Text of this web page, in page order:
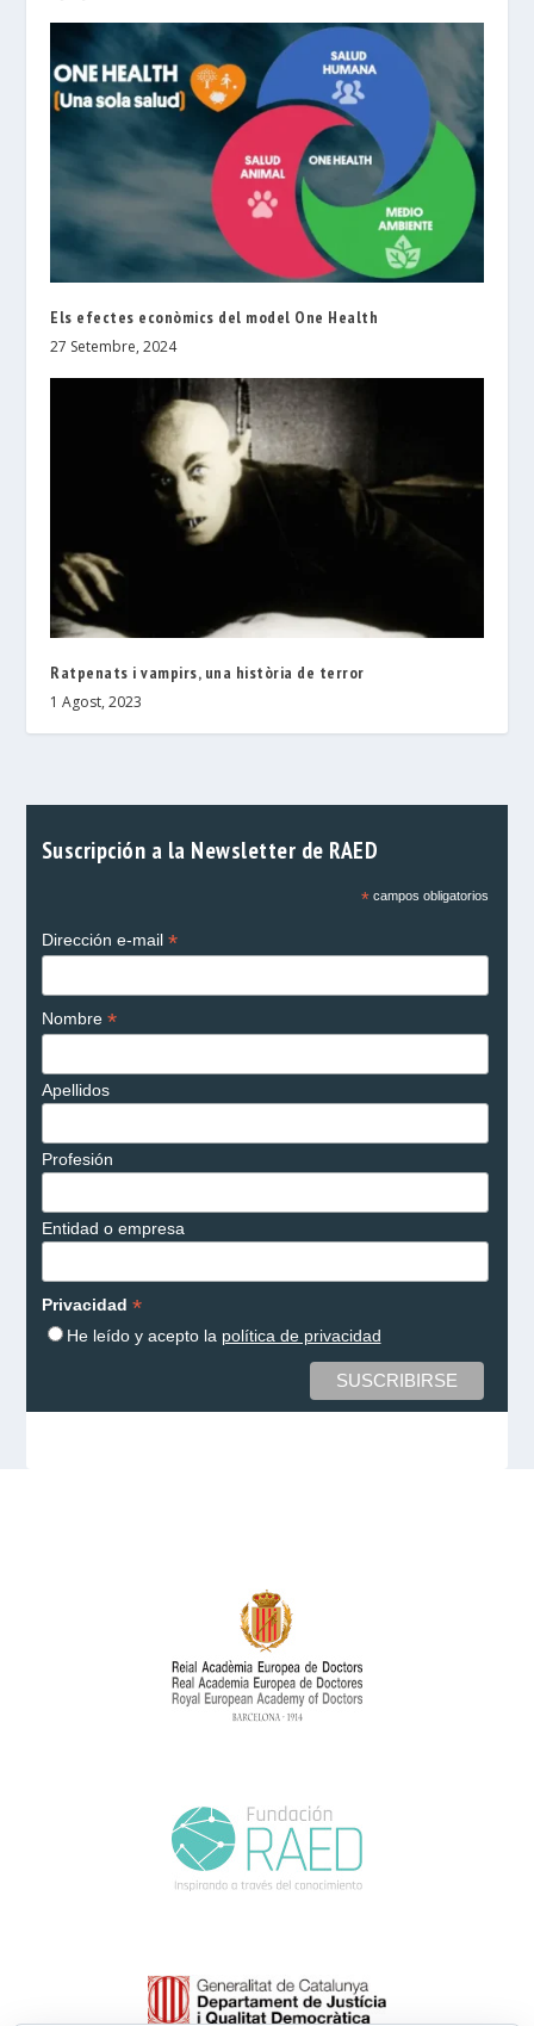
Els efectes econòmics del model One Health
27 Setembre, 2024
Ratpenats i vampirs, una història de terror
1 Agost, 2023
Suscripción a la Newsletter de RAED
*campos obligatorios
Dirección e-mail *
Nombre *
Apellidos
Profesión
Entidad o empresa
Privacidad *
He leído y acepto la política de privacidad